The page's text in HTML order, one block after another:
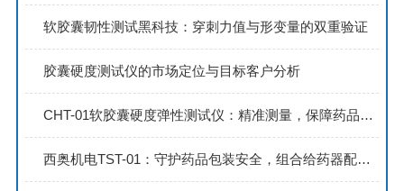
软胶囊韧性测试黑科技：穿刺力值与形变量的双重验证
胶囊硬度测试仪的市场定位与目标客户分析
CHT-01软胶囊硬度弹性测试仪：精准测量，保障药品品质
西奥机电TST-01：守护药品包装安全，组合给药器配合性测试新方案